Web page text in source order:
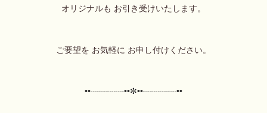
オリジナルも お引き受けいたします。
ご要望を お気軽に お申し付けください。
••┈┈┈┈••✼••┈┈┈┈••